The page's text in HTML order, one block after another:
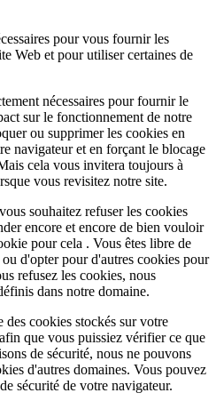
pour vous fournir les
Web et pour utiliser certaines de
nécessaires pour fournir le
sur le fonctionnement de notre
ou supprimer les cookies en
navigateur et en forçant le blocage
cela vous invitera toujours à
vous revisitez notre site.
souhaitez refuser les cookies
encore et encore de bien vouloir
pour cela . Vous êtes libre de
d'opter pour d'autres cookies pour
refusez les cookies, nous
dans notre domaine.
cookies stockés sur votre
que vous puissiez vérifier ce que
de sécurité, nous ne pouvons
d'autres domaines. Vous pouvez
sécurité de votre navigateur.